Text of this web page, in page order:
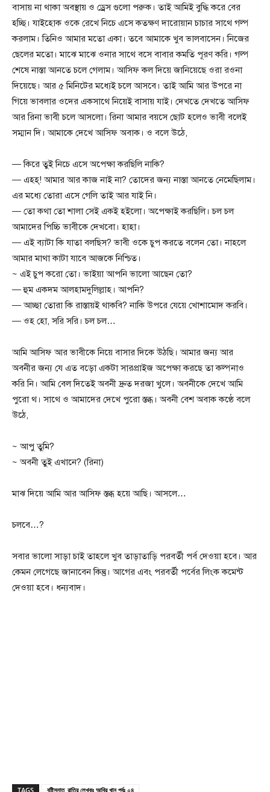
বাসায় না থাকা অবস্থায় ও ড্রেস গুলো পরুক। তাই আমিই বুদ্ধি করে বের
হচ্ছি। যাইহোক ওকে রেখে নিচে এসে কতক্ষণ দারোয়ান চাচার সাথে গল্প
করলাম। তিনিও আমার মতো একা। তবে আমাকে খুব ভালবাসেন। নিজের
ছেলের মতো। মাঝে মাঝে ওনার সাথে বসে বাবার কমতি পূরণ করি। গল্প
শেষে নাস্তা আনতে চলে গেলাম। আসিফ কল দিয়ে জানিয়েছে ওরা রওনা
দিয়েছে। আর ৫ মিনিটের মধ্যেই চলে আসবে। তাই আমি আর উপরে না
গিয়ে ভাবলার ওদের একসাথে নিয়েই বাসায় যাই। দেখতে দেখতে আসিফ
আর রিনা ভাবী চলে আসলো। রিনা আমার বয়সে ছোট হলেও ভাবী বলেই
সম্মান দি। আমাকে দেখে আসিফ অবাক। ও বলে উঠে,
— কিরে তুই নিচে এসে অপেক্ষা করছিলি নাকি?
— এহহ্! আমার আর কাজ নাই না? তোদের জন্য নাস্তা আনতে নেমেছিলাম।
এর মধ্যে তোরা এসে গেলি তাই আর যাই নি।
— তো কথা তো শালা সেই একই হইলো। অপেক্ষাই করছিলি। চল চল
আমাদের পিচ্চি ভাবীকে দেখবো। হাহা।
— এই ব্যাটা কি যাতা বলছিস? ভাবী ওকে চুপ করতে বলেন তো। নাহলে
আমার মাথা কাটা যাবে আজকে নিশ্চিত।
~ এই চুপ করো তো। ভাইয়া আপনি ভালো আছেন তো?
— হুম একদম আলহামদুলিল্লাহ। আপনি?
— আচ্ছা তোরা কি রাস্তায়ই থাকবি? নাকি উপরে যেয়ে খোশামোদ করবি।
— ওহ হো, সরি সরি। চল চল…
আমি আসিফ আর ভাবীকে নিয়ে বাসার দিকে উঠছি। আমার জন্য আর
অবনীর জন্য যে এত বড়ো একটা সারপ্রাইজ অপেক্ষা করছে তা কল্পনাও
করি নি। আমি বেল দিতেই অবনী দ্রুত দরজা খুলে। অবনীকে দেখে আমি
পুরো থ। সাথে ও আমাদের দেখে পুরো স্তব্ধ। অবনী বেশ অবাক কণ্ঠে বলে
উঠে,
~ আপু তুমি?
~ অবনী তুই এখানে? (রিনা)
মাঝ দিয়ে আমি আর আসিফ স্তব্ধ হয়ে আছি। আসলে…
চলবে…?
সবার ভালো সাড়া চাই তাহলে খুব তাড়াতাড়ি পরবর্তী পর্ব দেওয়া হবে। আর
কেমন লেগেছে জানাবেন কিন্তু। আগের এবং পরবর্তী পর্বের লিংক কমেন্ট
দেওয়া হবে। ধন্যবাদ।
TAGS বৃষ্টিস্নাত_রাত্রি লেখকঃ আবির খান পর্বঃ ০৪